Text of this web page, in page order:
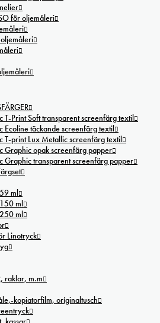
för oljemåleri
T-Print Soft transparent screenfärg textil
Ecoline täckande screenfärg textil
T-print Lux Metallic screenfärg textil
Graphic opak screenfärg papper
Graphic transparent screenfärg papper
ml
ml
ml
Linotryck
raklar, m.m
kopiatorfilm, oríginaltusch